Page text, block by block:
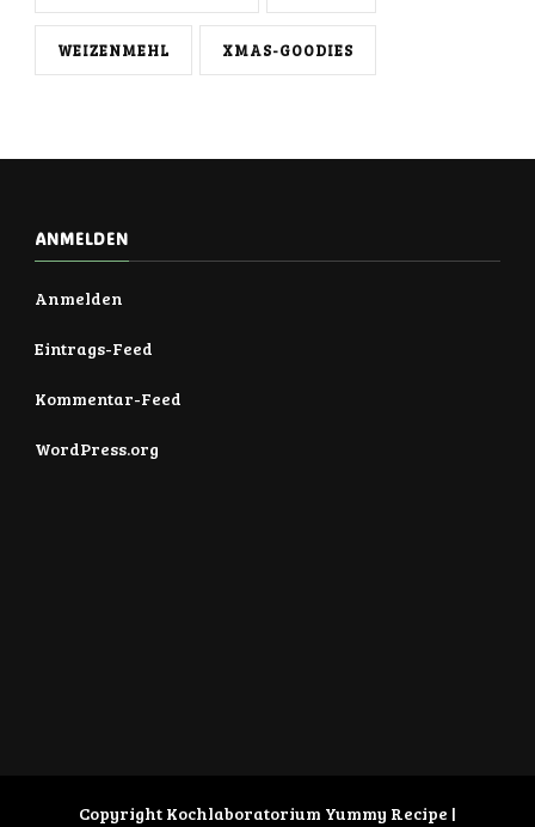
WEIZENMEHL XMAS-GOODIES
ANMELDEN
Anmelden
Eintrags-Feed
Kommentar-Feed
WordPress.org
Copyright Kochlaboratorium Yummy Recipe |